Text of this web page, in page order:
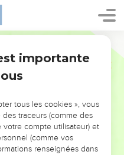
!
VOUS ÉVITER LES
?
importante
tous les cookies », vous
traceurs (comme des
compte utilisateur) et
(comme vos
renseignées dans